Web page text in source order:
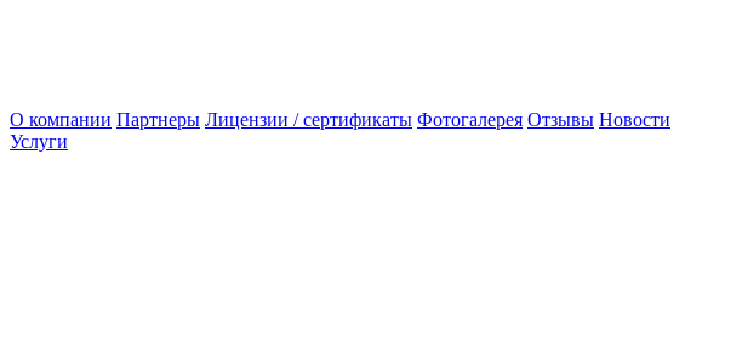
О компании Партнеры Лицензии / сертификаты Фотогалерея Отзывы Новости
Услуги